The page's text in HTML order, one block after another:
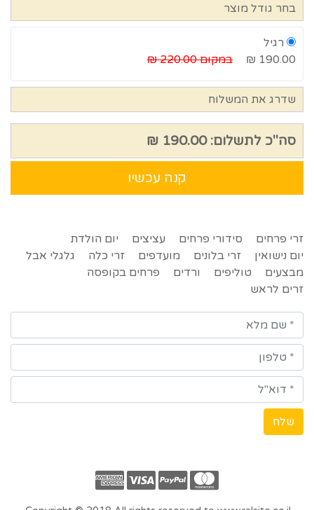
בחר גודל מוצר
רגיל
190.00 ₪
במקום 220.00 ₪
שדרג את המשלוח
סה"כ לתשלום:190.00 ₪
קנה עכשיו
זרי פרחים סידורי פרחים עציצים
יום הולדת
יום נישואין
זרי בלונים מועדפים זרי כלה
גלגלי אבל
מבצעים
טוליפים ורדים
פרחים בקופסה
זרים לראש
שלח